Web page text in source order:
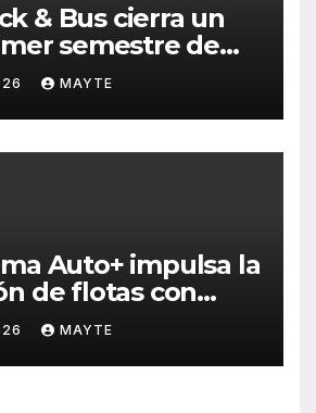
& Bus cierra un
semestre de
en
y
MAYTE
Auto+ impulsa la
de flotas con
eléctricos
MAYTE